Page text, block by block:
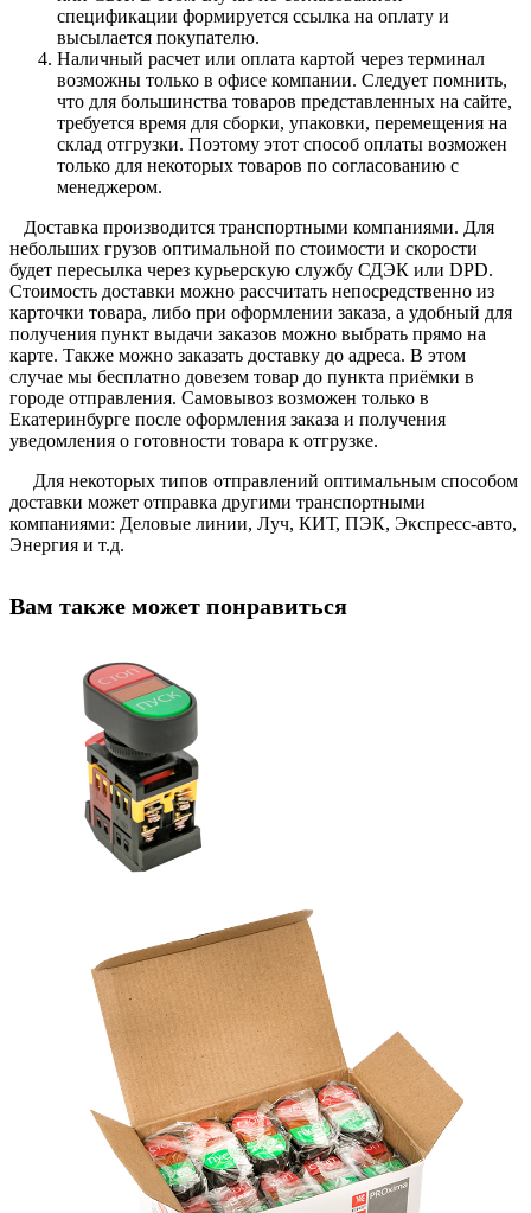
спецификации формируется ссылка на оплату и
высылается покупателю.
Наличный расчет или оплата картой через терминал
возможны только в офисе компании. Следует помнить,
что для большинства товаров представленных на сайте,
требуется время для сборки, упаковки, перемещения на
склад отгрузки. Поэтому этот способ оплаты возможен
только для некоторых товаров по согласованию с
менеджером.
Доставка производится транспортными компаниями. Для
небольших грузов оптимальной по стоимости и скорости
будет пересылка через курьерскую службу СДЭК или DPD.
Стоимость доставки можно рассчитать непосредственно из
карточки товара, либо при оформлении заказа, а удобный для
получения пункт выдачи заказов можно выбрать прямо на
карте. Также можно заказать доставку до адреса. В этом
случае мы бесплатно довезем товар до пункта приёмки в
городе отправления. Самовывоз возможен только в
Екатеринбурге после оформления заказа и получения
уведомления о готовности товара к отгрузке.
Для некоторых типов отправлений оптимальным способом
доставки может отправка другими транспортными
компаниями: Деловые линии, Луч, КИТ, ПЭК, Экспресс-авто,
Энергия и т.д.
Вам также может понравиться